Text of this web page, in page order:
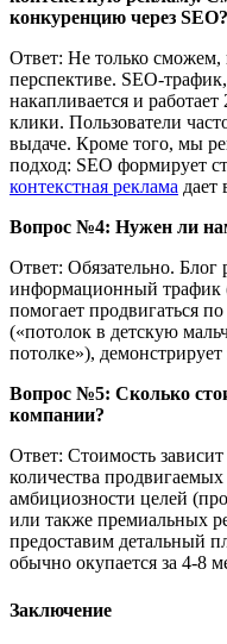
конкуренцию через SEO?
Ответ: Не только
перспективе. SEO-
накапливается и
клики. Пользователи
выдаче. Кроме того, мы
подход: SEO формирует
контекстная реклама дает
Вопрос №4: Нужен ли
Ответ: Обязательно. Блог
информационный трафик
помогает продвигаться
(«потолок в детскую
потолке»),
Вопрос №5: Сколько
компании?
Ответ: Стоимость
количества
амбициозности целей
или также премиальных
предоставим детальный
обычно окупается за 4-8
Заключение